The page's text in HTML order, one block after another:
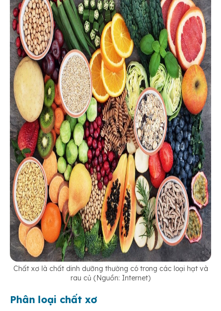
Chất xơ là chất dinh dưỡng thường có trong các loại hạt và
rau củ (Nguồn: Internet)
Phân loại chất xơ